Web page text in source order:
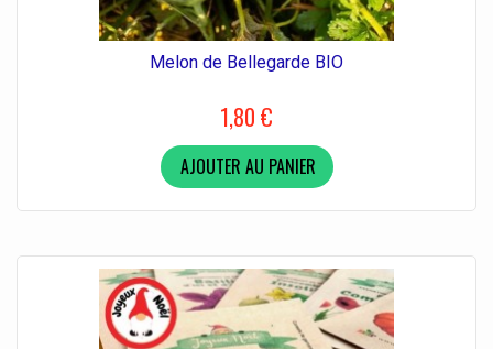
Melon de Bellegarde BIO
1,80 €
AJOUTER AU PANIER